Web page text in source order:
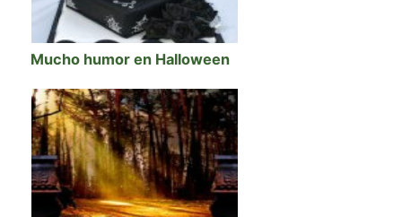
Mucho humor en Halloween